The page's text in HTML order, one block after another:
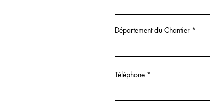
Département du Chantier
Téléphone